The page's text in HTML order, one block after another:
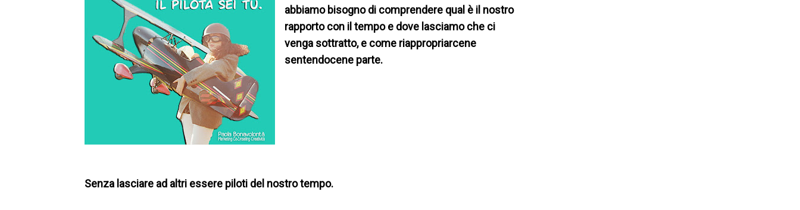
abbiamo bisogno di comprendere qual è il nostro
rapporto con il tempo e dove lasciamo che ci
venga sottratto, e come riappropriarcene
sentendocene parte.
Senza lasciare ad altri essere piloti del nostro tempo.